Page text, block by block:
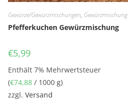
Gewürze/Gewürzmischungen, Gewürzmischung
Pfefferkuchen Gewürzmischung
€5,99
Enthält 7% Mehrwertsteuer
(€74,88 / 1000 g)
zzgl.Versand